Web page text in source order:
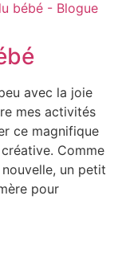
avec la joie
mes activités
ce magnifique
Comme
un petit
pour